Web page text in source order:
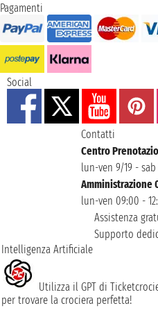
Pagamenti
Social
Contatti
Centro
lun-ven 9/19 - sab
Amministrazione
lun-ven 09:00 -
Assistenza
Supporto
Intelligenza Artificiale
Utilizza il GPT di
per trovare la crociera perfetta!